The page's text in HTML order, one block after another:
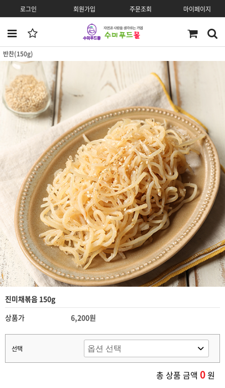
로그인 회원가입 주문조회 마이페이지
반찬(150g)
진미채볶음 150g
상품가
6,200원
선택
총 상품 금액 0원